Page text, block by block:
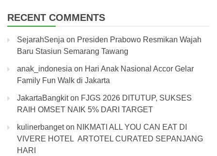
RECENT COMMENTS
SejarahSenja on Presiden Prabowo Resmikan Wajah
Baru Stasiun Semarang Tawang
anak_indonesia on Hari Anak Nasional Accor Gelar
Family Fun Walk di Jakarta
JakartaBangkiton FJGS 2026 DITUTUP, SUKSES
RAIH OMSET NAIK 5% DARI TARGET
kulinerbangeton NIKMATI ALL YOU CAN EAT DI
VIVERE HOTEL ARTOTEL CURATED SEPANJANG
HARI